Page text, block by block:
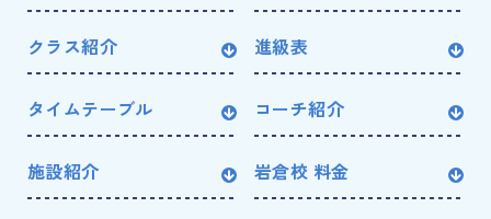
クラス紹介 進級表
タイムテーブル コーチ紹介
施設紹介 岩倉校 料金